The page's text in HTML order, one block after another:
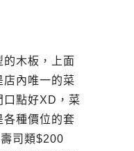
木板，上面
店內唯一的菜
口點好XD，菜
各種價位的套
司類$200